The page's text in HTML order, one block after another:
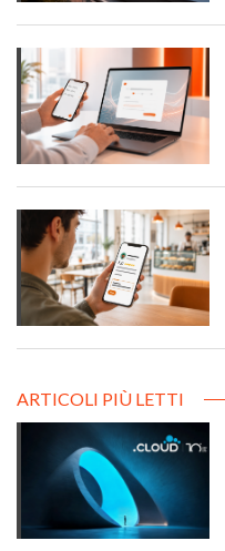
ARTICOLI PIÙ LETTI